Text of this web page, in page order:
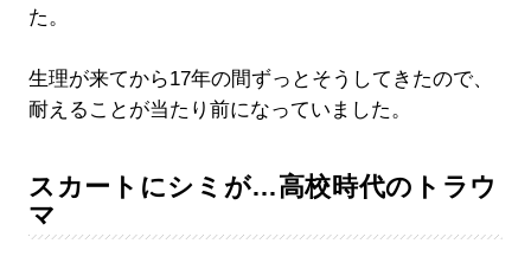
た。
生理が来てから17年の間ずっとそうしてきたので、
耐えることが当たり前になっていました。
スカートにシミが…高校時代のトラウ
マ